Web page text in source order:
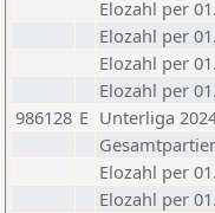
Elozahl per
Elozahl per
Elozahl per
Elozahl per
986128 E Unterliga
Elozahl per
Elozahl per